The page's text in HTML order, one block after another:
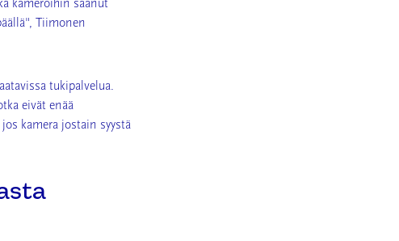
kameroihin saanut
Tiimonen
tukipalvelua.
eivät enää
kamera jostain syystä